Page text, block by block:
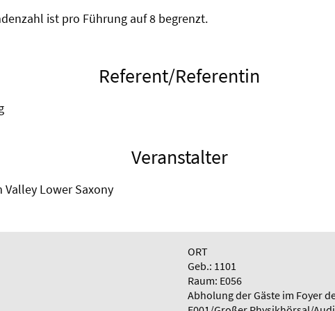
ist pro Führung auf 8 begrenzt.
Referent/Referentin
Veranstalter
Valley Lower Saxony
ORT
Geb.: 1101
Raum: E056
Abholung der Gäste im Foyer